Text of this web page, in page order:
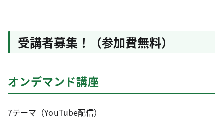
受講者募集！（参加費無料）
オンデマンド講座
7テーマ（YouTube配信）